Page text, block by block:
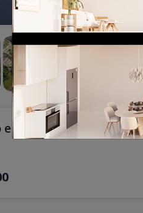
Coral Golf Resort,